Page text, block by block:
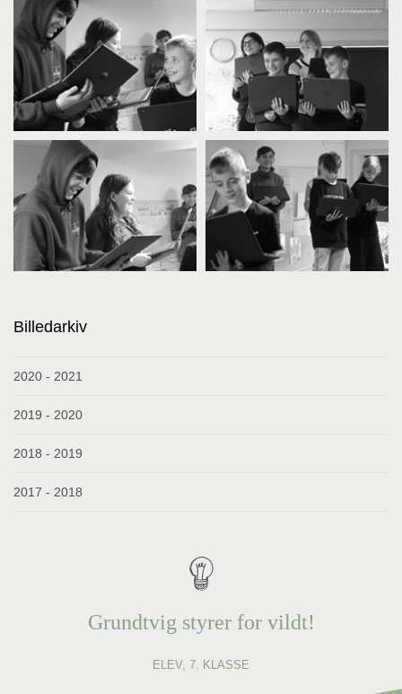
Billedarkiv
2020 - 2021
2019 - 2020
2018 - 2019
2017 - 2018
Grundtvig styrer for vildt!
ELEV, 7. KLASSE